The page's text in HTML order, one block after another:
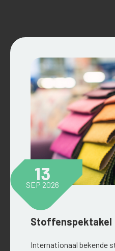
Stoffenspektakel
13
SEP 2026
Internationaal bekende